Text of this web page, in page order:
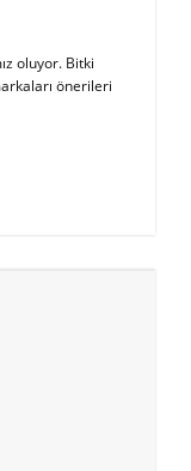
oluyor. Bitki
önerileri